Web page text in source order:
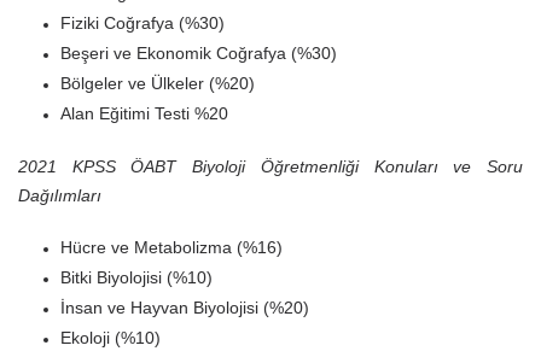
Fiziki Coğrafya (%30)
Beşeri ve Ekonomik Coğrafya (%30)
Bölgeler ve Ülkeler (%20)
Alan Eğitimi Testi %20
2021 KPSS ÖABT Biyoloji Öğretmenliği Konuları ve Soru
Dağılımları
Hücre ve Metabolizma (%16)
Bitki Biyolojisi (%10)
İnsan ve Hayvan Biyolojisi (%20)
Ekoloji (%10)